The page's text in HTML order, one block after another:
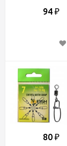
94 ₽
80 ₽